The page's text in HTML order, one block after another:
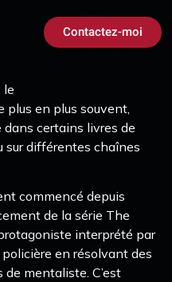
Contactez-moi
le
plus en plus souvent,
certains livres de
sur différentes chaînes
commencé depuis
de la série The
interprété par
en résolvant des
mentaliste. C’est